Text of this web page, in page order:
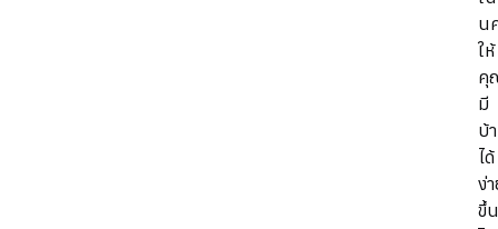
น
ให้
คุ
มี
บ้
ได้
ง่
ขึ้